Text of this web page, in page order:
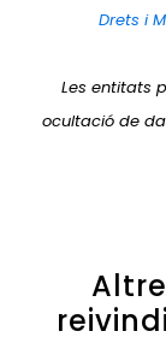
Drets i
Les entitats
ocultació de